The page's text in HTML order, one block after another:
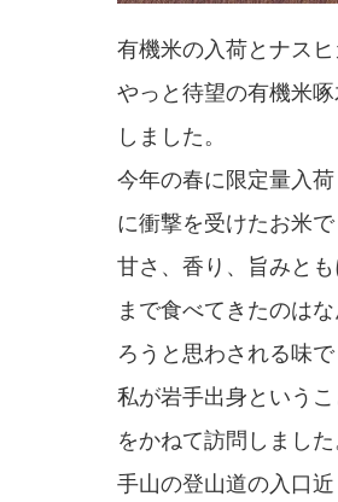
有機米の入荷とナス
やっと待望の有機米
しました。
今年の春に限定量入
に衝撃を受けたお米で
甘さ、香り、旨みと
まで食べてきたのは
ろうと思わされる味で
私が岩手出身という
をかねて訪問しまし
手山の登山道の入口